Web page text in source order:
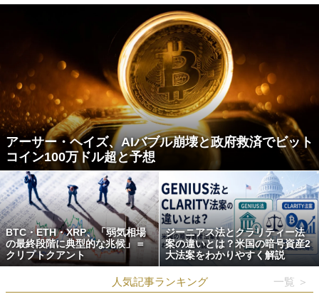
アーサー・ヘイズ、AIバブル崩壊と政府救済でビット
コイン100万ドル超と予想
BTC・ETH・XRP、「弱気相場
の最終段階に典型的な兆候」＝
クリプトクアント
ジーニアス法とクラリティー法
案の違いとは？米国の暗号資産2
大法案をわかりやすく解説
人気記事ランキング 一覧 ＞